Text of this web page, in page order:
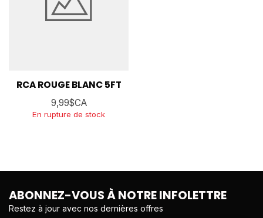
RCA ROUGE BLANC 5FT
9,99$CA
En rupture de stock
ABONNEZ-VOUS À NOTRE INFOLETTRE
Restez à jour avec nos dernières offres